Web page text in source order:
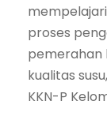
proses
pemerahan
kualitas
KKN-P